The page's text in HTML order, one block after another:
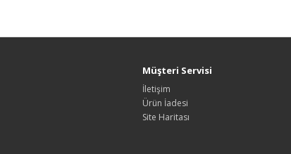
Müşteri Servisi
İletişim
Ürün İadesi
Site Haritası